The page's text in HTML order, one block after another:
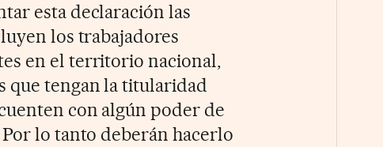
esta declaración las
los trabajadores
en el territorio nacional,
que tengan la titularidad
con algún poder de
lo tanto deberán hacerlo